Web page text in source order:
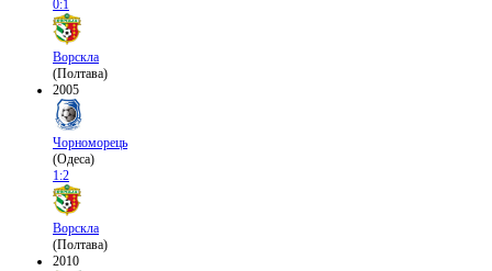
0:1
Ворскла
(Полтава)
2005
Чорноморець
(Одеса)
1:2
Ворскла
(Полтава)
2010